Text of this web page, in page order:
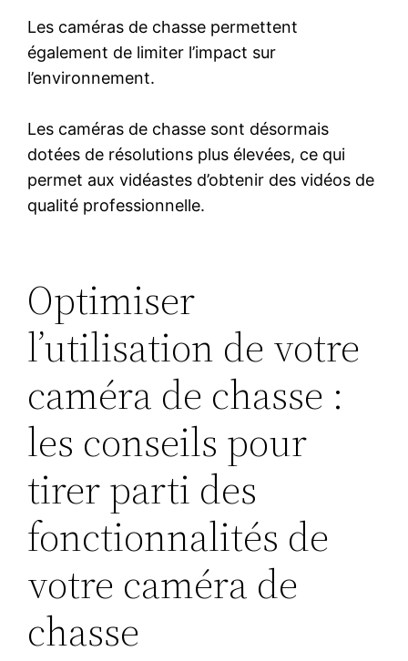
Les caméras de chasse permettent
également de limiter l’impact sur
l’environnement.
Les caméras de chasse sont désormais
dotées de résolutions plus élevées, ce qui
permet aux vidéastes d’obtenir des vidéos de
qualité professionnelle.
Optimiser
l’utilisation de votre
caméra de chasse :
les conseils pour
tirer parti des
fonctionnalités de
votre caméra de
chasse